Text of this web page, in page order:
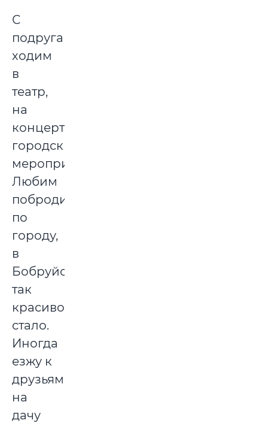
С
подругами
ходим
в
театр,
на
концерты,
городские
мероприятия.
Любим
побродить
по
городу,
в
Бобруйске
так
красиво
стало.
Иногда
езжу к
друзьям
на
дачу